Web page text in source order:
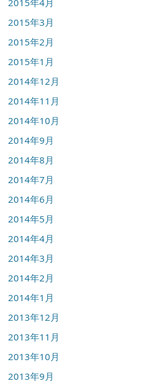
2015年4月
2015年3月
2015年2月
2015年1月
2014年12月
2014年11月
2014年10月
2014年9月
2014年8月
2014年7月
2014年6月
2014年5月
2014年4月
2014年3月
2014年2月
2014年1月
2013年12月
2013年11月
2013年10月
2013年9月